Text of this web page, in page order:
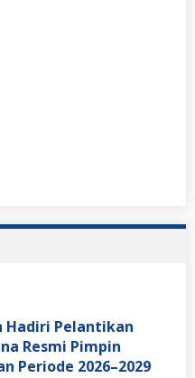
Hadiri Pelantikan
Resmi Pimpin
Periode 2026–2029